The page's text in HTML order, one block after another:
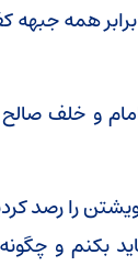
برابر همه
و خلف صالح
را رصد
و